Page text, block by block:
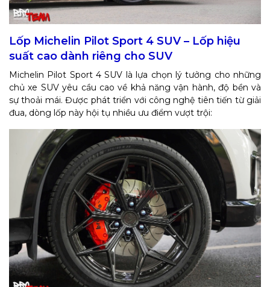
Lốp Michelin Pilot Sport 4 SUV – Lốp hiệu
suất cao dành riêng cho SUV
Michelin Pilot Sport 4 SUV là lựa chọn lý tưởng cho những
chủ xe SUV yêu cầu cao về khả năng vận hành, độ bền và
sự thoải mái. Được phát triển với công nghệ tiên tiến từ giải
đua, dòng lốp này hội tụ nhiều ưu điểm vượt trội: